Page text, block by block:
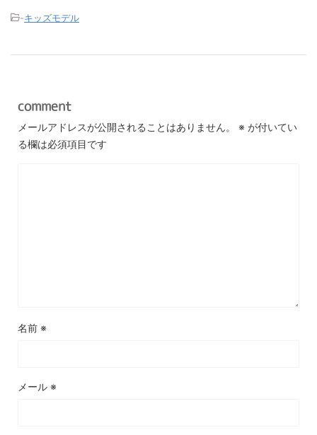
-キッズモデル
comment
メールアドレスが公開されることはありません。 ※ が付いてい
る欄は必須項目です
名前 ※
メール ※